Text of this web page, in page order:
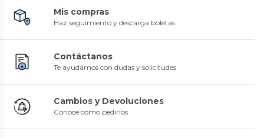
Mis compras
Haz seguimiento y descarga boletas
Contáctanos
Te ayudamos con dudas y solicitudes
Cambios y Devoluciones
Conoce cómo pedirlos